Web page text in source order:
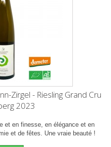
Zirgel - Riesling Grand Cru
2023
et en finesse, en élégance et en
et de fêtes. Une vraie beauté !